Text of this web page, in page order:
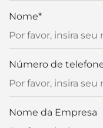
Nome*
Número de
Nome da Empresa